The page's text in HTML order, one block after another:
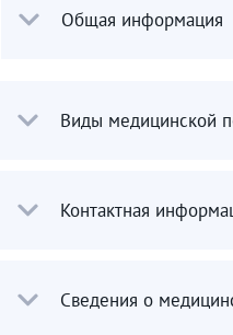
Общая информация
Виды медицинской
Контактная
Сведения о